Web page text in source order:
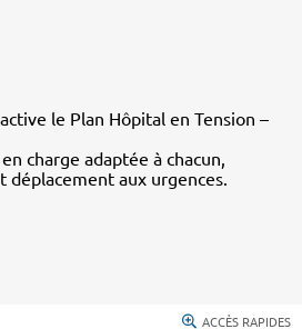
le Plan Hôpital en Tension –
charge adaptée à chacun,
déplacement aux urgences.
ACCÈS RAPIDES